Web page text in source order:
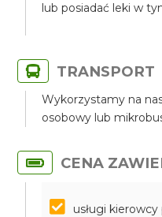
lub posiadać leki w
TRANSPORT
Wykorzystamy na
osobowy lub
CENA
usługi